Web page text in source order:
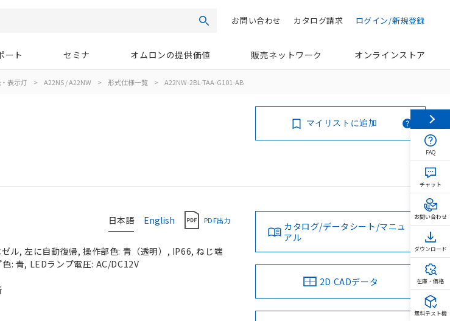
検索 ログイン/新規登録
カタログ請求
お問い合わせ
ート セミナ オムロンの提供価値 販売ネットワーク オンラインストア
表示灯 > A22NS / A22NW > 形式仕様一覧 > A22NW-2BL-TAA-G101-AB
マイリストに追加
日本語 English PDF出力
ル, 左に自動復帰, 操作部色: 青（透明）, IP66, ねじ端
: 青, LEDランプ電圧: AC/DC12V
カタログ/データシート/マニュ
アル
2D CADデータ
FAQ
チャット
お問い合わせ
ダウンロード
在庫・価格
無料テスト機